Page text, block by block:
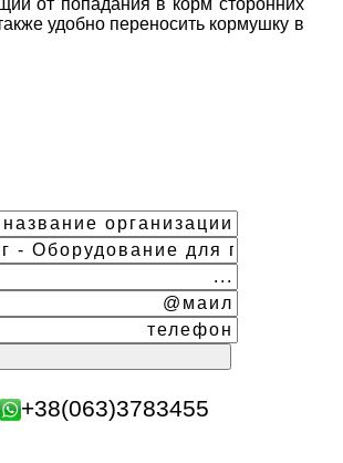
от попадания в корм сторонних
удобно переносить кормушку в
+38(063)3783455